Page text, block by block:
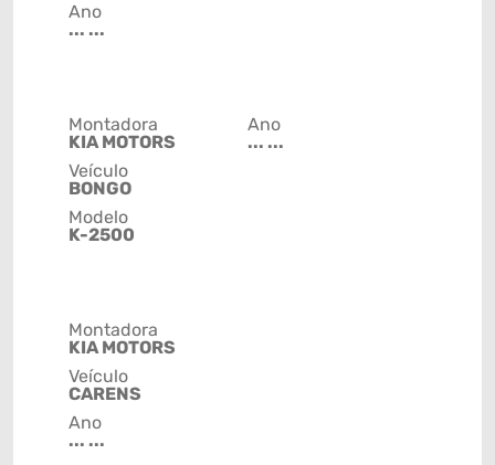
Ano
... ...
Montadora
KIA MOTORS
Veículo
BONGO
Modelo
K-2500
Ano
... ...
Montadora
KIA MOTORS
Veículo
CARENS
Ano
... ...